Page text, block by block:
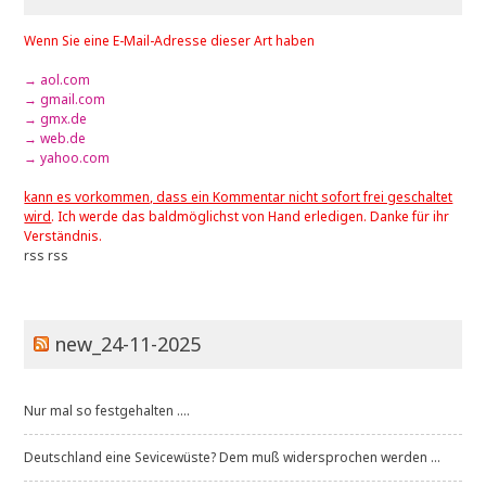
Wenn Sie eine E-Mail-Adresse dieser Art haben
→ aol.com
→ gmail.com
→ gmx.de
→ web.de
→ yahoo.com
kann es vorkommen, dass ein Kommentar nicht sofort frei geschaltet
wird. Ich werde das baldmöglichst von Hand erledigen. Danke für ihr
Verständnis.
rss rss
new_24-11-2025
Nur mal so festgehalten ....
Deutschland eine Sevicewüste? Dem muß widersprochen werden ...